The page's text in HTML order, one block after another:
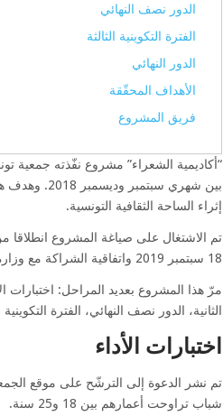
الدور نصف النهائي
الفترة التكوينية الثالثة
الدور النهائي
الأهداف المحقّقة
فريق المشروع
“أكاديمية الشعراء” مشروع نفّذته جمعية
بين شهري
إثراء الساحة الثقافية التونسية.
18 سبتمبر 2019 واتفاقية الشراكة مع وزارة الشباب في اكتوبر 2019.
مرّ هذا المشروع بعديد المراحل: اختبارات
الثانية، الدور نصف النهائي، الفترة التكوينية
اختبارات الأداء
شباب تراوحت أعمارهم بين 18 و25 سنة.